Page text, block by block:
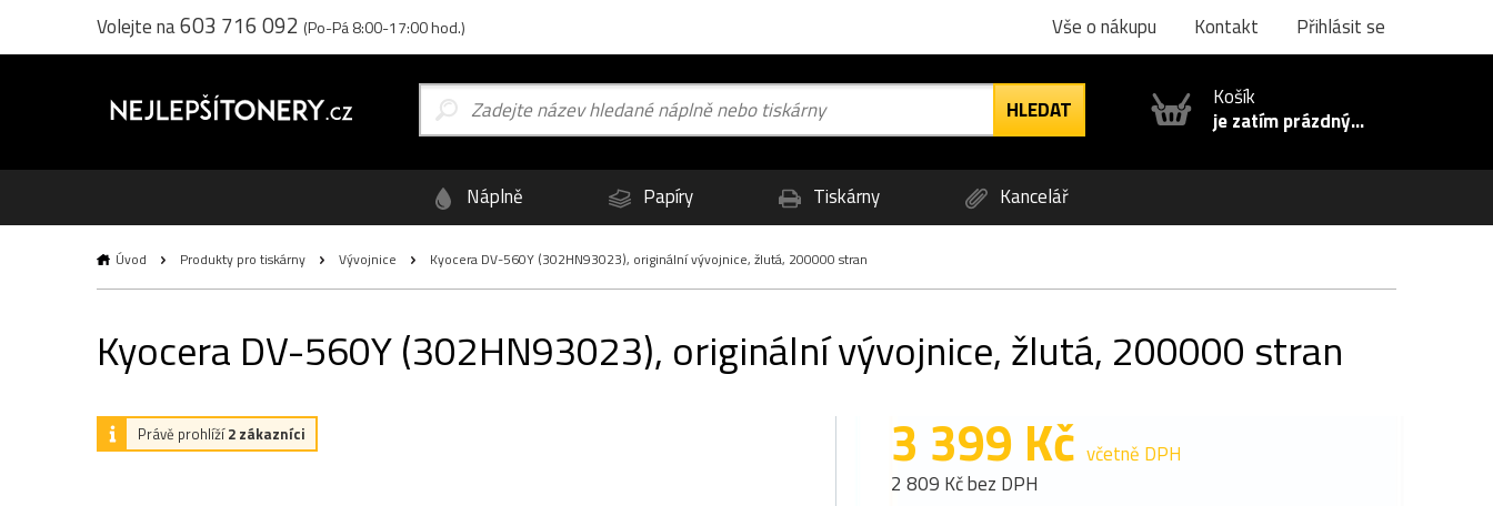
Volejte na603 716 092 (Po-Pá 8:00-17:00 hod.) Vše o nákupu Kontakt Přihlásit se
Košík
je zatím prázdný...
Náplně Papíry Tiskárny Kancelář
Úvod Produkty pro tiskárny Vývojnice Kyocera DV-560Y (302HN93023), originální vývojnice, žlutá, 200000 stran
Kyocera DV-560Y (302HN93023), originální vývojnice, žlutá, 200000 stran
Právě prohlíží2 zákazníci 3 399 Kč včetně DPH
2 809 Kč bez DPH